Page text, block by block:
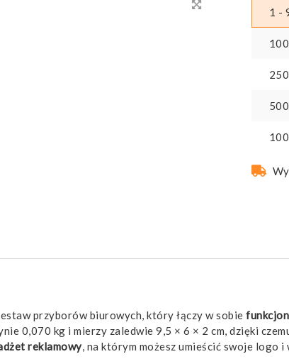
1 -
przyborów biurowych, który łączy w sobie
0,070 kg i mierzy zaledwie 9,5 × 6 × 2 cm, dzięki
reklamowy, na którym możesz umieścić swoje logo